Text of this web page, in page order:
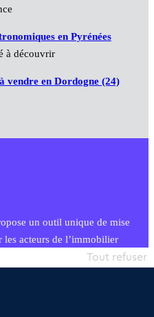
en Pyrénées
à découvrir
vendre en Dordogne (24)
un outil unique de mise
acteurs de l’immobilier
simple et intégrant
Tout refuser